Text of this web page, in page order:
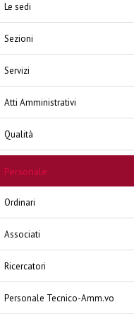
Le sedi
Sezioni
Servizi
Atti Amministrativi
Qualità
Personale
Ordinari
Associati
Ricercatori
Personale Tecnico-Amm.vo